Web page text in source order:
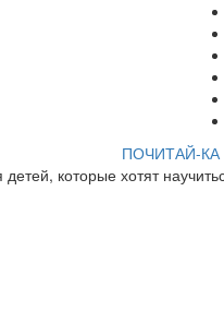
ПОЧИТАЙ-КА
которые хотят